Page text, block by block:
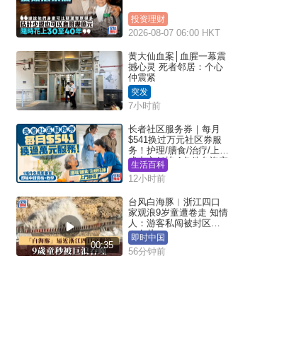
投资理财
2026-08-07 06:00 HKT
黄大仙血案│血腥一幕震
撼心灵 死者邻居：个心
仲震紧
突发
7小时前
长者社区服务券｜每月
$541换过万元社区券服
务！护理/膳食/治疗/上门
或中心任拣 1条件免资产
审查（附申请资格及教
学）
生活百科
12小时前
00:35
台风白海豚︱浙江四口
家观浪9岁童遭卷走 知情
人：游客私闯被封区域
︱有片
即时中国
56分钟前